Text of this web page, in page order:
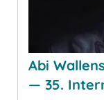
Abi
— 35.